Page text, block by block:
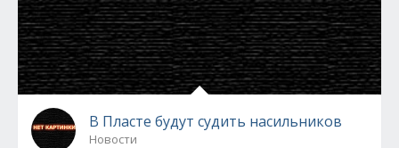
В Пласте будут судить насильников
Новости